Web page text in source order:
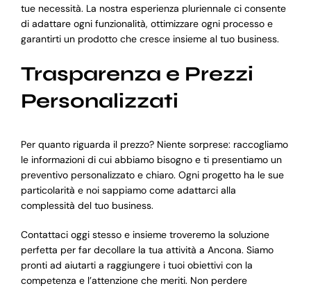
tue necessità. La nostra esperienza pluriennale ci consente
di adattare ogni funzionalità, ottimizzare ogni processo e
garantirti un prodotto che cresce insieme al tuo business.
Trasparenza e Prezzi
Personalizzati
Per quanto riguarda il prezzo? Niente sorprese: raccogliamo
le informazioni di cui abbiamo bisogno e ti presentiamo un
preventivo personalizzato e chiaro. Ogni progetto ha le sue
particolarità e noi sappiamo come adattarci alla
complessità del tuo business.
Contattaci oggi stesso e insieme troveremo la soluzione
perfetta per far decollare la tua attività a Ancona. Siamo
pronti ad aiutarti a raggiungere i tuoi obiettivi con la
competenza e l’attenzione che meriti. Non perdere